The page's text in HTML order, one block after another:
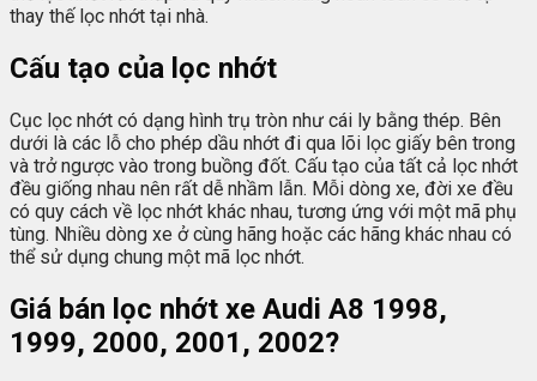
thay thế lọc nhớt tại nhà.
Cấu tạo của lọc nhớt
Cục lọc nhớt có dạng hình trụ tròn như cái ly bằng thép. Bên
dưới là các lỗ cho phép dầu nhớt đi qua lõi lọc giấy bên trong
và trở ngược vào trong buồng đốt. Cấu tạo của tất cả lọc nhớt
đều giống nhau nên rất dễ nhầm lẫn. Mỗi dòng xe, đời xe đều
có quy cách về lọc nhớt khác nhau, tương ứng với một mã phụ
tùng. Nhiều dòng xe ở cùng hãng hoặc các hãng khác nhau có
thể sử dụng chung một mã lọc nhớt.
Giá bán lọc nhớt xe Audi A8 1998,
1999, 2000, 2001, 2002?